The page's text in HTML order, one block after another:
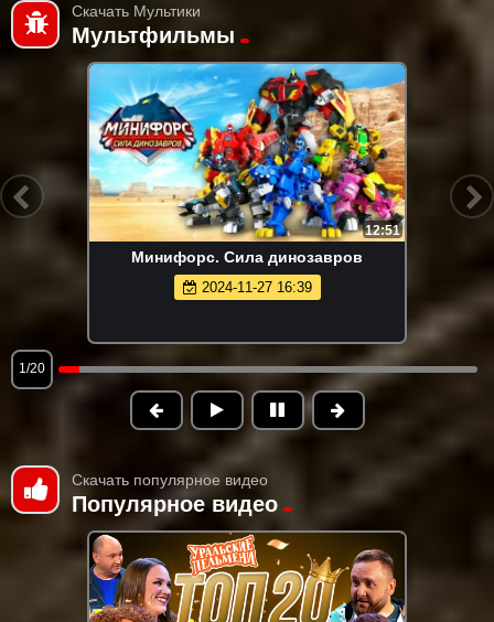
Скачать Мультики
Мультфильмы
12:51
Минифорс. Сила динозавров
2024-11-27 16:39
1/20
Скачать популярное видео
Популярное видео